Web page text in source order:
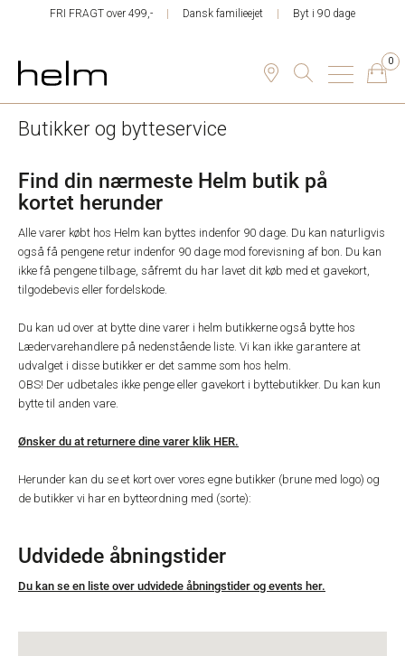
FRI FRAGT over 499,- Dansk familieejet Byt i 90 dage
0
Butikker og bytteservice
Find din nærmeste Helm butik på
kortet herunder
Alle varer købt hos Helm kan byttes indenfor 90 dage. Du kan naturligvis
også få pengene retur indenfor 90 dage mod forevisning af bon. Du kan
ikke få pengene tilbage, såfremt du har lavet dit køb med et gavekort,
tilgodebevis eller fordelskode.
Du kan ud over at bytte dine varer i helm butikkerne også bytte hos
Lædervarehandlere på nedenstående liste. Vi kan ikke garantere at
udvalget i disse butikker er det samme som hos helm.
OBS! Der udbetales ikke penge eller gavekort i byttebutikker. Du kan kun
bytte til anden vare.
Ønsker du at returnere dine varer klik HER.
Herunder kan du se et kort over vores egne butikker (brune med logo) og
de butikker vi har en bytteordning med (sorte):
Udvidede åbningstider
Du kan se en liste over udvidede åbningstider og events her.